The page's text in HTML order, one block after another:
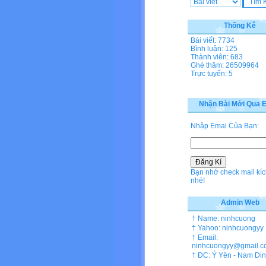
Thống Kê
Bài viết: 7734
Bình luận: 125
Thành viên: 683
Ghé thăm: 26509964
Trực tuyến: 5
Nhận Bài Mới Qua
Nhập Emai Của Bạn:
Bạn nhớ check mail
nhé!
Admin Web
† Name: ninhcuong
† Yahoo: ninhcuongyy
† Email:
† ĐC: Ý Yên - Nam